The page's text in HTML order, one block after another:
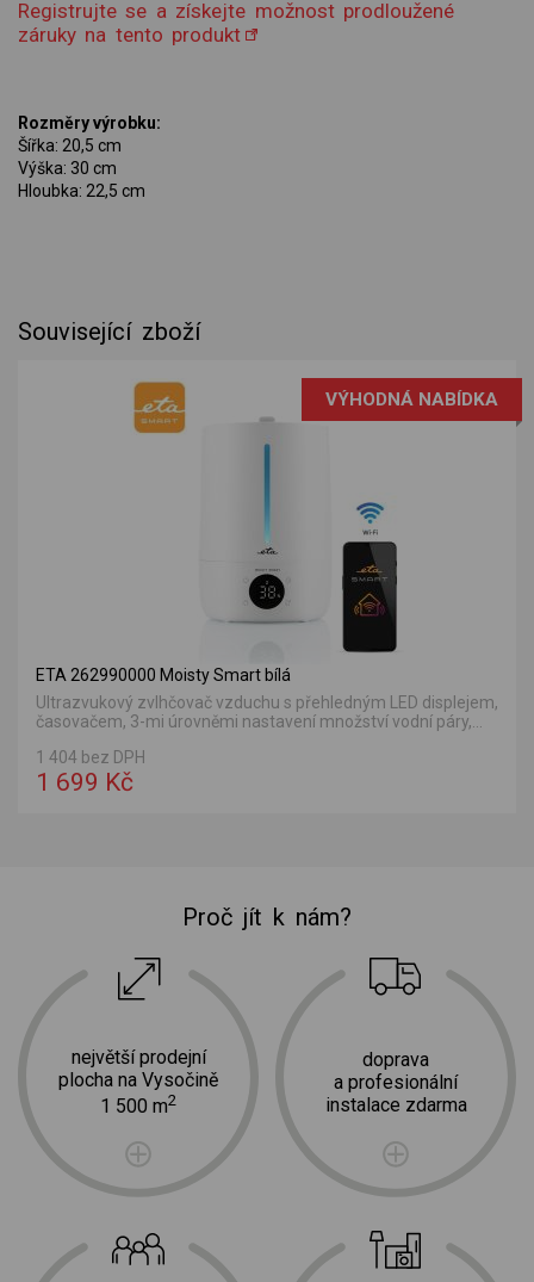
Registrujte se a získejte možnost prodloužené
záruky na tento produkt
Rozměry výrobku:
Šířka: 20,5 cm
Výška: 30 cm
Hloubka: 22,5 cm
Související zboží
VÝHODNÁ NABÍDKA
ETA 262990000 Moisty Smart bílá
Ultrazvukový zvlhčovač vzduchu s přehledným LED displejem,
časovačem, 3-mi úrovněmi nastavení množství vodní páry,...
1 404 bez DPH
1 699 Kč
Proč jít k nám?
největší prodejní
plocha na Vysočině
1 500 m2
doprava
a profesionální
instalace zdarma